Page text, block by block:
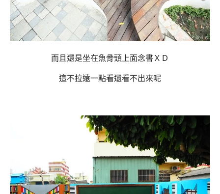
而且還是坐在魚骨頭上面念書ＸＤ
這不拉遠一點看還看不出來呢